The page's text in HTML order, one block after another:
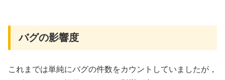
バグの影響度
これまでは単純にバグの件数をカウントしていましたが，